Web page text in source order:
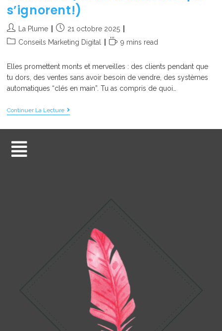
s’ignorent!)
La Plume
21 octobre 2025
Conseils Marketing Digital
9 mins read
Elles promettent monts et merveilles : des clients pendant que
tu dors, des ventes sans avoir besoin de vendre, des systèmes
automatiques “clés en main”. Tu as compris de quoi…
Continuer La Lecture